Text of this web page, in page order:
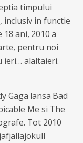
timpului
inclusiv in functie
ani, 2010 a
pentru noi
ieri… alaltaieri.
Gaga lansa Bad
Me si The
Tot 2010